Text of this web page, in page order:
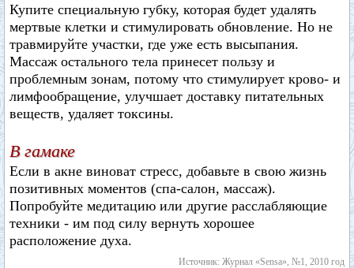
Купите специальную губку, которая будет удалять
мертвые клетки и стимулировать обновление. Но не
травмируйте участки, где уже есть высыпания.
Массаж остального тела принесет пользу и
проблемным зонам, потому что стимулирует крово- и
лимфообращение, улучшает доставку питательных
веществ, удаляет токсины.
В гамаке
Если в акне виноват стресс, добавьте в свою жизнь
позитивных моментов (спа-салон, массаж).
Попробуйте медитацию или другие расслабляющие
техники - им под силу вернуть хорошее
расположение духа.
Источник: Журнал «Sensa», №1, 2010 год